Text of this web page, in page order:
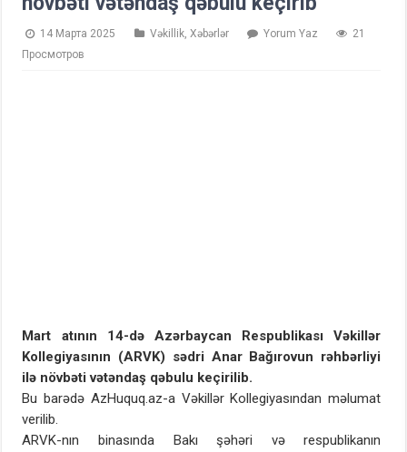
14 Марта 2025 Vəkillik,Xəbərlər Yorum Yaz
21
Просмотров
Mart atının 14-də Azərbaycan Respublikası Vəkillər
Kollegiyasının (ARVK) sədri Anar Bağırovun rəhbərliyi
ilə növbəti vətəndaş qəbulu keçirilib.
Bu barədə AzHuquq.az-a Vəkillər Kollegiyasından məlumat
verilib.
ARVK-nın binasında Bakı şəhəri və respublikanın